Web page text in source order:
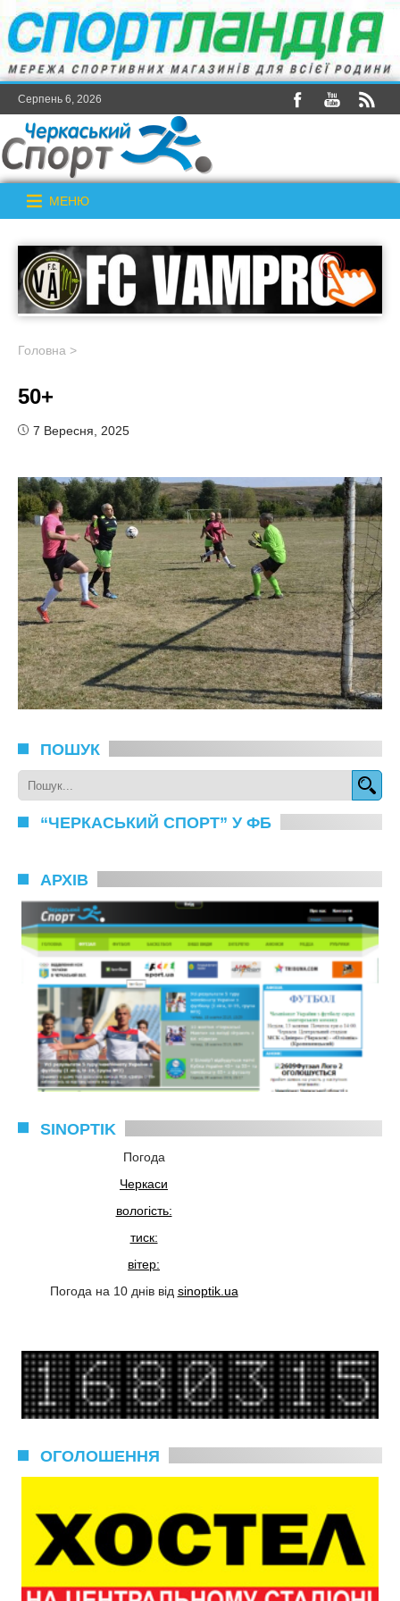
Серпень 6, 2026
МЕНЮ
Головна >
50+
7 Вересня, 2025
ПОШУК
“ЧЕРКАСЬКИЙ СПОРТ” У ФБ
АРХІВ
SINOPTIK
Погода
Черкаси
вологість:
тиск:
вітер:
Погода на 10 днів від sinoptik.ua
ОГОЛОШЕННЯ